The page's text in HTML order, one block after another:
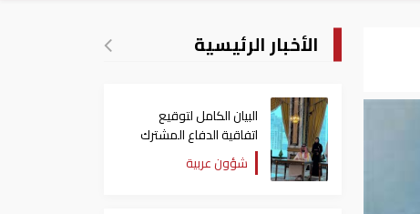
الأخبار الرئيسية
البيان الكامل لتوقيع
اتفاقية الدفاع المشترك
بين السعودية وتركيا
وباكستان
شؤون عربية